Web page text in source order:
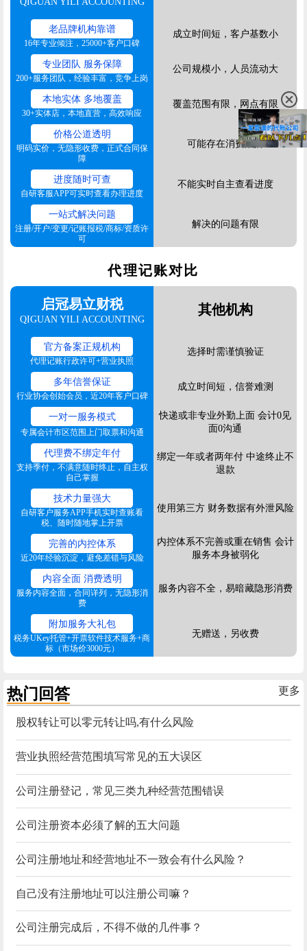
老品牌机构靠谱
16年专业倾注，25000+客户口碑
成立时间短，客户基数小
专业团队 服务保障
200+服务团队，经验丰富，竞争上岗
公司规模小，人员流动大
本地实体 多地覆盖
30+实体店，本地直营，高效响应
覆盖范围有限，网点有限
价格公道透明
明码实价，无隐形收费，正式合同保
障
可能存在消费陷阱
进度随时可查
自研客服APP可实时查看办理进度
不能实时自主查看进度
一站式解决问题
注册/开户/变更/记账报税/商标/资质许
可
解决的问题有限
代理记账对比
启冠易立财税
QIGUAN YILI ACCOUNTING
其他机构
官方备案正规机构
代理记账行政许可+营业执照
选择时需谨慎验证
多年信誉保证
行业协会创始会员，近20年客户口碑
成立时间短，信誉难测
一对一服务模式
专属会计市区范围上门取票和沟通
快递或非专业外勤上面 会计0见
面0沟通
代理费不绑定年付
支持季付，不满意随时终止，自主权
自己掌握
绑定一年或者两年付 中途终止不
退款
技术力量强大
自研客户服务APP手机实时查账看
税、随时随地掌上开票
使用第三方 财务数据有外泄风险
完善的内控体系
近20年经验沉淀，避免差错与风险
内控体系不完善或重在销售 会计
服务本身被弱化
内容全面 消费透明
服务内容全面，合同详列，无隐形消
费
服务内容不全，易暗藏隐形消费
附加服务大礼包
税务UKey托管+开票软件技术服务+商
标（市场价3000元）
无赠送，另收费
更多
热门回答
股权转让可以零元转让吗,有什么风险
营业执照经营范围填写常见的五大误区
公司注册登记，常见三类九种经营范围错误
公司注册资本必须了解的五大问题
公司注册地址和经营地址不一致会有什么风险？
自己没有注册地址可以注册公司嘛？
公司注册完成后，不得不做的几件事？